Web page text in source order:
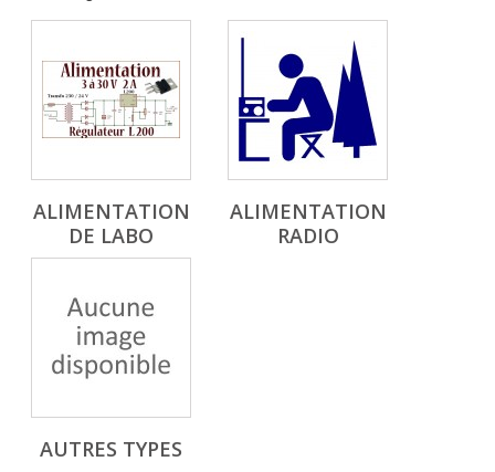
ALIMENTATION
DE LABO
ALIMENTATION
RADIO
AUTRES TYPES